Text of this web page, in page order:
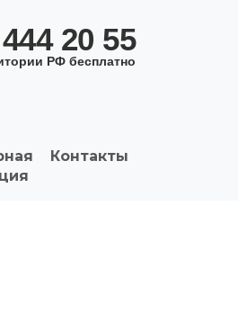
20 55
РФ бесплатно
Контакты